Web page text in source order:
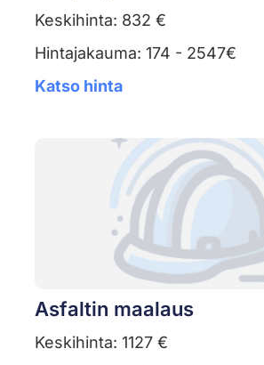
Keskihinta: 832 €
Hintajakauma: 174 - 2547€
Katso hinta
Asfaltin maalaus
Keskihinta: 1127 €